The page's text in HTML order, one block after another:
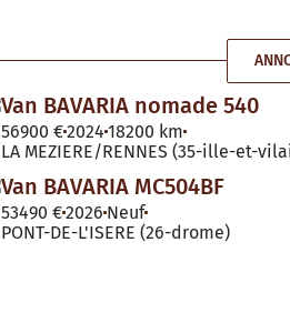
Van BAVARIA nomade 540
56900 €2024 18200 km
LA MEZIERE/RENNES (35-ille-et-
Van BAVARIA MC504BF
53490 €2026 Neuf
PONT-DE-L'ISERE (26-drome)